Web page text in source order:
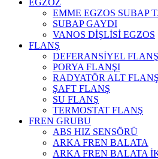
EGZOZ
EMME EGZOS SUBAP
SUBAP GAYDI
VANOS DİŞLİSİ EGZOS
FLANŞ
DEFERANSİYEL FLANŞ
PORYA FLANŞI
RADYATÖR ALT FLANŞ
ŞAFT FLANŞ
SU FLANŞ
TERMOSTAT FLANŞ
FREN GRUBU
ABS HIZ SENSÖRÜ
ARKA FREN BALATA
ARKA FREN BALATA